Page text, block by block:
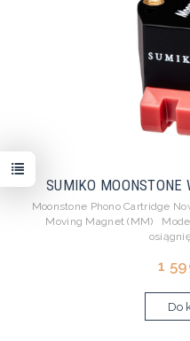
SUMIKO
Moonstone Phono Cartridge
Moving Magnet (MM)
1
Do